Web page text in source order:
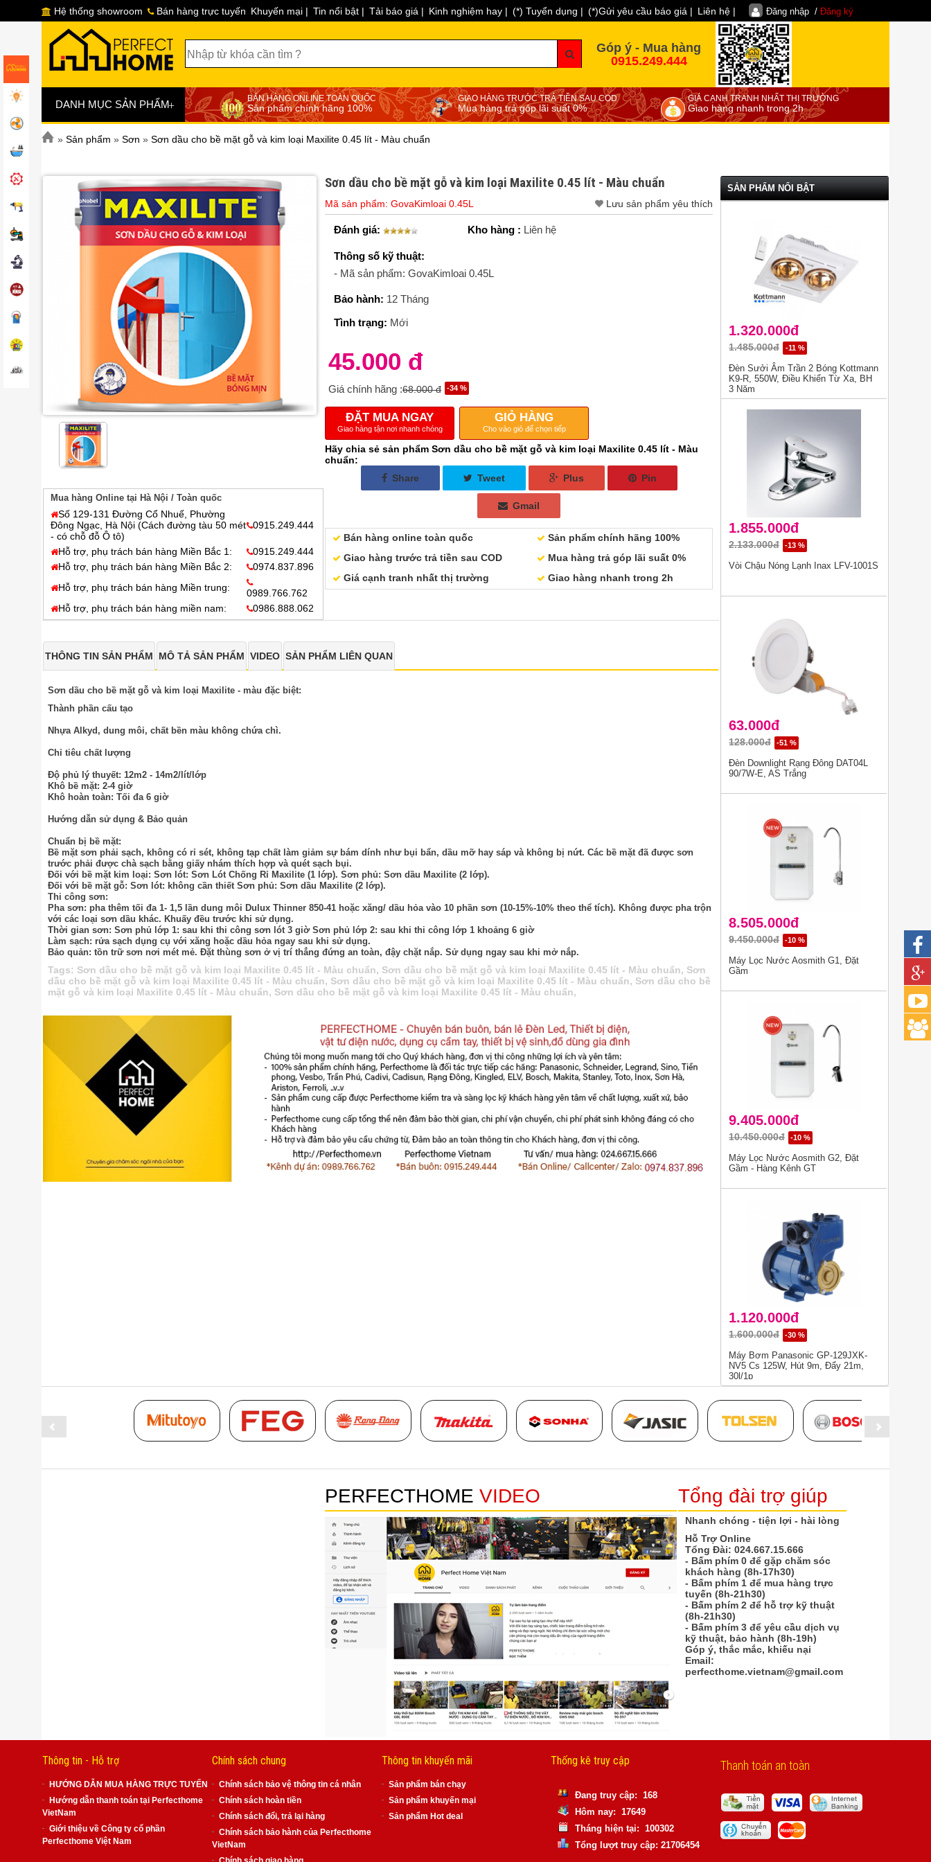
Hệ thống showroom Bán hàng trực tuyến Khuyến mại | Tin nổi bật | Tải báo giá | Kinh nghiệm hay | (*) Tuyển dụng | (*)Gửi yêu cầu báo giá | Liên hệ | Đăng nhập / Đăng ký
Góp ý - Mua hàng
0915.249.444
DANH MỤC SẢN PHẨM+ BÁN HÀNG ONLINE TOÀN QUỐC
Sản phẩm chính hãng 100%
GIAO HÀNG TRƯỚC TRẢ TIỀN SAU COD
Mua hàng trả góp lãi suất 0%
GIÁ CẠNH TRANH NHẤT THỊ TRƯỜNG
Giao hàng nhanh trong 2h
» Sản phẩm » Sơn » Sơn dầu cho bề mặt gỗ và kim loại Maxilite 0.45 lít - Màu chuẩn
Mua hàng Online tại Hà Nội / Toàn quốc
Số 129-131 Đường Cổ Nhuế, Phường
Đông Ngạc, Hà Nội (Cách đường tàu 50 mét
- có chỗ đỗ Ô tô)
0915.249.444
Hỗ trợ, phụ trách bán hàng Miền Bắc 1:
0915.249.444
Hỗ trợ, phụ trách bán hàng Miền Bắc 2:
0974.837.896
Hỗ trợ, phụ trách bán hàng Miền trung:
0989.766.762
Hỗ trợ, phụ trách bán hàng miền nam:
0986.888.062
Sơn dầu cho bề mặt gỗ và kim loại Maxilite 0.45 lít - Màu chuẩn
Mã sản phẩm: GovaKimloai 0.45L Lưu sản phẩm yêu thích
Đánh giá: Kho hàng : Liên hệ
Thông số kỹ thuật:
- Mã sản phẩm: GovaKimloai 0.45L
Bảo hành: 12 Tháng
Tình trạng: Mới
45.000 đ
Giá chính hãng :68.000 đ -34 %
ĐẶT MUA NGAY
Giao hàng tận nơi nhanh chóng
GIỎ HÀNG
Cho vào giỏ để chọn tiếp
Hãy chia sẻ sản phẩm Sơn dầu cho bề mặt gỗ và kim loại Maxilite 0.45 lít - Màu
chuẩn:
Share
Tweet Plus Pin
Gmail
Bán hàng online toàn quốc
Sản phẩm chính hãng 100%
Giao hàng trước trả tiền sau COD
Mua hàng trả góp lãi suất 0%
Giá cạnh tranh nhất thị trường
Giao hàng nhanh trong 2h
THÔNG TIN SẢN PHẨM MÔ TẢ SẢN PHẨM VIDEO SẢN PHẨM LIÊN QUAN
Sơn dầu cho bề mặt gỗ và kim loại Maxilite - màu đặc biệt:
Thành phần cấu tạo
Nhựa Alkyd, dung môi, chất bền màu không chứa chì.
Chỉ tiêu chất lượng
Độ phủ lý thuyết: 12m2 - 14m2/lít/lớp
Khô bề mặt: 2-4 giờ
Khô hoàn toàn: Tối đa 6 giờ
Hướng dẫn sử dụng & Bảo quản
Chuẩn bị bề mặt:
Bề mặt sơn phải sạch, không có rỉ sét, không tạp chất làm giảm sự bám dính như bụi bẩn, dầu mỡ hay sáp và không bị nứt. Các bề mặt đã được sơn
trước phải được chà sạch bằng giấy nhám thích hợp và quét sạch bụi.
Đối với bề mặt kim loại: Sơn lót: Sơn Lót Chống Rỉ Maxilite (1 lớp). Sơn phủ: Sơn dầu Maxilite (2 lớp).
Đối với bề mặt gỗ: Sơn lót: không cần thiết Sơn phủ: Sơn dầu Maxilite (2 lớp).
Thi công sơn:
Pha sơn: pha thêm tối đa 1- 1,5 lần dung môi Dulux Thinner 850-41 hoặc xăng/ dầu hỏa vào 10 phần sơn (10-15%-10% theo thể tích). Không được pha trộn
với các loại sơn dầu khác. Khuấy đều trước khi sử dụng.
Thời gian sơn: Sơn phủ lớp 1: sau khi thi công sơn lót 3 giờ Sơn phủ lớp 2: sau khi thi công lớp 1 khoảng 6 giờ
Làm sạch: rửa sạch dụng cụ với xăng hoặc dầu hỏa ngay sau khi sử dụng.
Bảo quản: tồn trữ sơn nơi mét mẻ. Đặt thùng sơn ở vị trí thẳng đứng an toàn, đậy chặt nắp. Sử dụng ngay sau khi mở nắp.
Tags: Sơn dầu cho bề mặt gỗ và kim loại Maxilite 0.45 lít - Màu chuẩn, Sơn dầu cho bề mặt gỗ và kim loại Maxilite 0.45 lít - Màu chuẩn, Sơn
dầu cho bề mặt gỗ và kim loại Maxilite 0.45 lít - Màu chuẩn, Sơn dầu cho bề mặt gỗ và kim loại Maxilite 0.45 lít - Màu chuẩn, Sơn dầu cho bề
mặt gỗ và kim loại Maxilite 0.45 lít - Màu chuẩn, Sơn dầu cho bề mặt gỗ và kim loại Maxilite 0.45 lít - Màu chuẩn,
SẢN PHẨM NỔI BẬT
1.320.000đ
1.485.000đ -11 %
Đèn Sưởi Âm Trần 2 Bóng Kottmann
K9-R, 550W, Điều Khiển Từ Xa, BH
3 Năm
1.855.000đ
2.133.000đ -13 %
Vòi Chậu Nóng Lạnh Inax LFV-1001S
63.000đ
128.000đ -51 %
Đèn Downlight Rạng Đông DAT04L
90/7W-E, AS Trắng
8.505.000đ
9.450.000đ -10 %
Máy Lọc Nước Aosmith G1, Đặt
Gầm
9.405.000đ
10.450.000đ -10 %
Máy Lọc Nước Aosmith G2, Đặt
Gầm - Hàng Kênh GT
1.120.000đ
1.600.000đ -30 %
Máy Bơm Panasonic GP-129JXK-
NV5 Cs 125W, Hút 9m, Đẩy 21m,
30l/1p
PERFECTHOME VIDEO Tổng đài trợ giúp
Nhanh chóng - tiện lợi - hài lòng
Hỗ Trợ Online
Tổng Đài: 024.667.15.666
- Bấm phím 0 để gặp chăm sóc
khách hàng (8h-17h30)
- Bấm phím 1 để mua hàng trực
tuyến (8h-21h30)
- Bấm phím 2 để hỗ trợ kỹ thuật
(8h-21h30)
- Bấm phím 3 để yêu cầu dịch vụ
kỹ thuật, bảo hành (8h-19h)
Góp ý, thắc mắc, khiếu nại
Email:
perfecthome.vietnam@gmail.com
Thông tin - Hỗ trợ
HƯỚNG DẪN MUA HÀNG TRỰC TUYẾN
Hướng dẫn thanh toán tại Perfecthome
VietNam
Giới thiệu về Công ty cổ phần
Perfecthome Việt Nam
Chính sách chung
Chính sách bảo vệ thông tin cá nhân
Chính sách hoàn tiền
Chính sách đổi, trả lại hàng
Chính sách bảo hành của Perfecthome
VietNam
Thông tin khuyến mãi
Sản phẩm bán chạy
Sản phẩm khuyến mại
Sản phẩm Hot deal
Thống kê truy cập
Đang truy cập: 168
Hôm nay: 17649
Tháng hiện tại: 100302
Tổng lượt truy cập: 21706454
Thanh toán an toàn